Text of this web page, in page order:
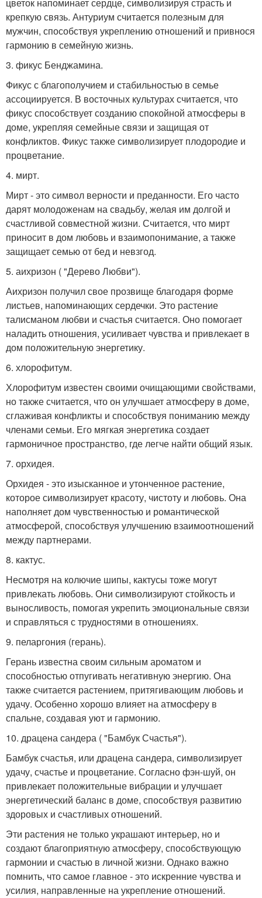
цветок напоминает сердце, символизируя страсть и
крепкую связь. Антуриум считается полезным для
мужчин, способствуя укреплению отношений и привнося
гармонию в семейную жизнь.
3. фикус Бенджамина.
Фикус с благополучием и стабильностью в семье
ассоциируется. В восточных культурах считается, что
фикус способствует созданию спокойной атмосферы в
доме, укрепляя семейные связи и защищая от
конфликтов. Фикус также символизирует плодородие и
процветание.
4. мирт.
Мирт - это символ верности и преданности. Его часто
дарят молодоженам на свадьбу, желая им долгой и
счастливой совместной жизни. Считается, что мирт
приносит в дом любовь и взаимопонимание, а также
защищает семью от бед и невзгод.
5. аихризон ( "Дерево Любви").
Аихризон получил свое прозвище благодаря форме
листьев, напоминающих сердечки. Это растение
талисманом любви и счастья считается. Оно помогает
наладить отношения, усиливает чувства и привлекает в
дом положительную энергетику.
6. хлорофитум.
Хлорофитум известен своими очищающими свойствами,
но также считается, что он улучшает атмосферу в доме,
сглаживая конфликты и способствуя пониманию между
членами семьи. Его мягкая энергетика создает
гармоничное пространство, где легче найти общий язык.
7. орхидея.
Орхидея - это изысканное и утонченное растение,
которое символизирует красоту, чистоту и любовь. Она
наполняет дом чувственностью и романтической
атмосферой, способствуя улучшению взаимоотношений
между партнерами.
8. кактус.
Несмотря на колючие шипы, кактусы тоже могут
привлекать любовь. Они символизируют стойкость и
выносливость, помогая укрепить эмоциональные связи
и справляться с трудностями в отношениях.
9. пеларгония (герань).
Герань известна своим сильным ароматом и
способностью отпугивать негативную энергию. Она
также считается растением, притягивающим любовь и
удачу. Особенно хорошо влияет на атмосферу в
спальне, создавая уют и гармонию.
10. драцена сандера ( "Бамбук Счастья").
Бамбук счастья, или драцена сандера, символизирует
удачу, счастье и процветание. Согласно фэн-шуй, он
привлекает положительные вибрации и улучшает
энергетический баланс в доме, способствуя развитию
здоровых и счастливых отношений.
Эти растения не только украшают интерьер, но и
создают благоприятную атмосферу, способствующую
гармонии и счастью в личной жизни. Однако важно
помнить, что самое главное - это искренние чувства и
усилия, направленные на укрепление отношений.